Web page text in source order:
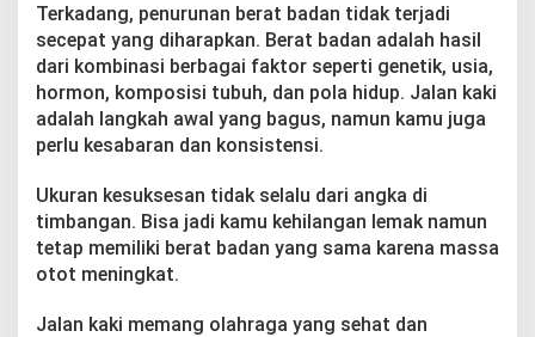
Terkadang, penurunan berat badan tidak terjadi
secepat yang diharapkan. Berat badan adalah hasil
dari kombinasi berbagai faktor seperti genetik, usia,
hormon, komposisi tubuh, dan pola hidup. Jalan kaki
adalah langkah awal yang bagus, namun kamu juga
perlu kesabaran dan konsistensi.
Ukuran kesuksesan tidak selalu dari angka di
timbangan. Bisa jadi kamu kehilangan lemak namun
tetap memiliki berat badan yang sama karena massa
otot meningkat.
Jalan kaki memang olahraga yang sehat dan